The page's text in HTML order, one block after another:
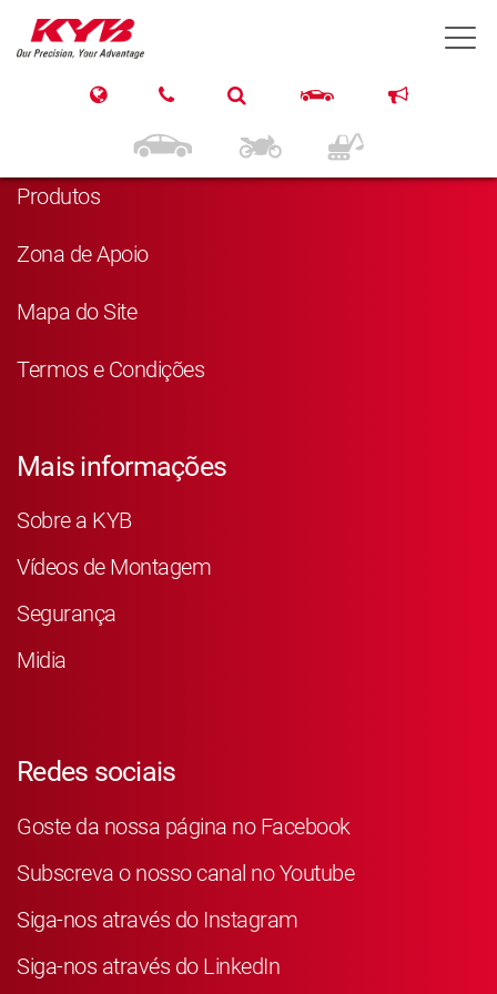
Navegação
Página Principal
Produtos
Zona de Apoio
Mapa do Site
Termos e Condições
Mais informações
Sobre a KYB
Vídeos de Montagem
Segurança
Midia
Redes sociais
Goste da nossa página no Facebook
Subscreva o nosso canal no Youtube
Siga-nos através do Instagram
Siga-nos através do LinkedIn